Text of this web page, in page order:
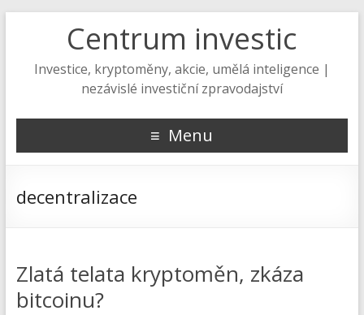
Centrum investic
Investice, kryptoměny, akcie, umělá inteligence |
nezávislé investiční zpravodajství
Menu
decentralizace
Zlatá telata kryptoměn, zkáza
bitcoinu?